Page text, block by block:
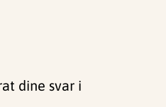
dine svar i